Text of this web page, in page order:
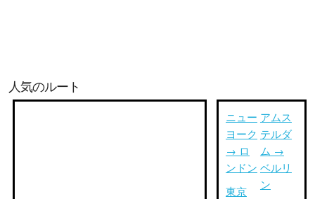
人気のルート
ニュー
ヨーク
→ ロ
ンドン
東京
アムス
テルダ
ム →
ベルリ
ン